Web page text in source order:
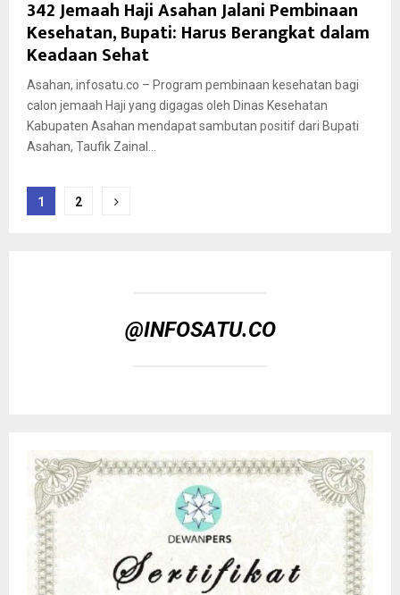
342 Jemaah Haji Asahan Jalani Pembinaan
Kesehatan, Bupati: Harus Berangkat dalam
Keadaan Sehat
Asahan, infosatu.co – Program pembinaan kesehatan bagi
calon jemaah Haji yang digagas oleh Dinas Kesehatan
Kabupaten Asahan mendapat sambutan positif dari Bupati
Asahan, Taufik Zainal...
Paginasi
1 2
@INFOSATU.CO